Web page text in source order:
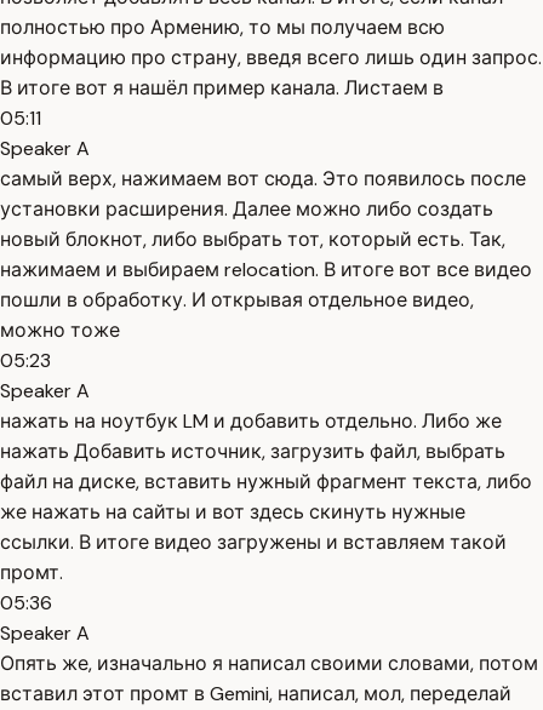
полностью про Армению, то мы получаем всю
информацию про страну, введя всего лишь один запрос.
В итоге вот я нашёл пример канала. Листаем в
05:11
Speaker A
самый верх, нажимаем вот сюда. Это появилось после
установки расширения. Далее можно либо создать
новый блокнот, либо выбрать тот, который есть. Так,
нажимаем и выбираем relocation. В итоге вот все видео
пошли в обработку. И открывая отдельное видео,
можно тоже
05:23
Speaker A
нажать на ноутбук LM и добавить отдельно. Либо же
нажать Добавить источник, загрузить файл, выбрать
файл на диске, вставить нужный фрагмент текста, либо
же нажать на сайты и вот здесь скинуть нужные
ссылки. В итоге видео загружены и вставляем такой
промт.
05:36
Speaker A
Опять же, изначально я написал своими словами, потом
вставил этот промт в Gemini, написал, мол, переделай